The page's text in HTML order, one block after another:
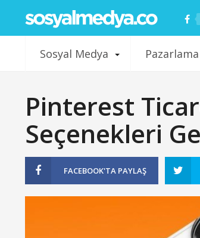
Sosyal Medya Pazarlama
Pinterest
Seçenekleri
FACEBOOK'TA PAYLAŞ